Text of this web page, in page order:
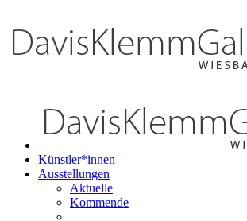
Künstler*innen
Ausstellungen
Aktuelle
Kommende